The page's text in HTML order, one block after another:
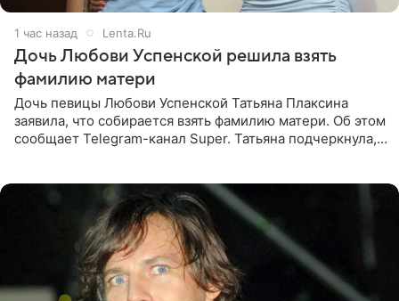
1 час назад Lenta.Ru
Дочь Любови Успенской решила взять
фамилию матери
Дочь певицы Любови Успенской Татьяна Плаксина
заявила, что собирается взять фамилию матери. Об этом
сообщает Telegram-канал Super. Татьяна подчеркнула,